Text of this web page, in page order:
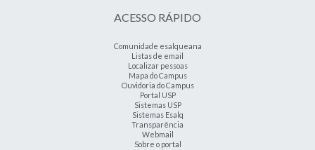
ACESSO RÁPIDO
Comunidade esalqueana
Listas de email
Localizar pessoas
Mapa do Campus
Ouvidoria do Campus
Portal USP
Sistemas USP
Sistemas Esalq
Transparência
Webmail
Sobre o portal